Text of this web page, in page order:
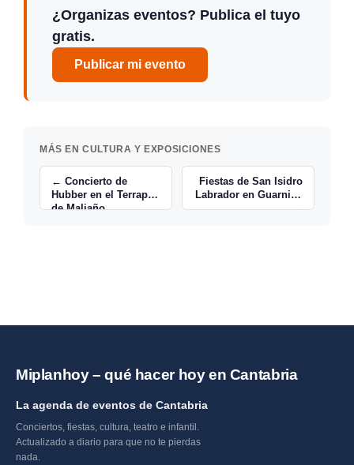
¿Organizas eventos? Publica el tuyo
gratis.
Publicar mi evento
MÁS EN CULTURA Y EXPOSICIONES
← Concierto de
Hubber en el Terrapín
de Maliaño
Fiestas de San Isidro
Labrador en Guarnizo
→
Miplanhoy – qué hacer hoy en Cantabria
La agenda de eventos de Cantabria
Conciertos, fiestas, cultura, teatro e infantil.
Actualizado a diario para que no te pierdas
nada.